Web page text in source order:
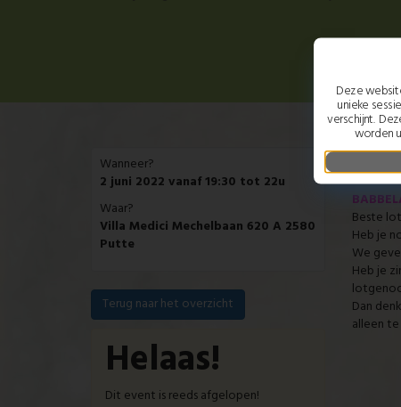
Wanneer?
2 juni 2022 vanaf 19:30 tot 22u
Waar?
Villa Medici Mechelbaan 620 A 2580
Putte
Terug naar het overzicht
Helaas!
Dit event is reeds afgelopen!
Beste
Heb je
Heb je
Dan
Deze
unieke
verschijnt.
worden